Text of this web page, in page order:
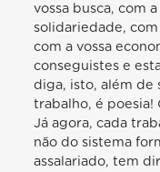
vossa busca, com a
solidariedade,
com a vossa
conseguistes e
diga, isto, além de
trabalho, é poesia!
Já agora, cada
não do sistema
assalariado, tem